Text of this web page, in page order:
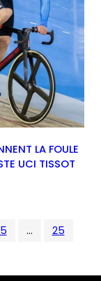
LA FOULE
UCI TISSOT
5 …
25